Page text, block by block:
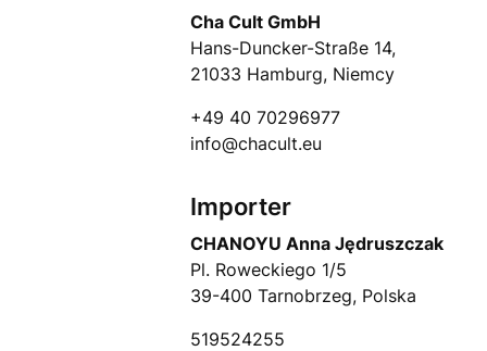
Cha Cult GmbH
Hans-Duncker-Straße 14,
21033 Hamburg, Niemcy
+49 40 70296977
info@chacult.eu
Importer
CHANOYU Anna Jędruszczak
Pl. Roweckiego 1/5
39-400 Tarnobrzeg, Polska
519524255